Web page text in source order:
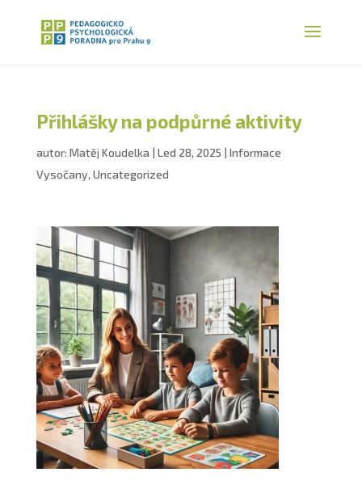
Přihlášky na podpůrné aktivity
autor: Matěj Koudelka | Led 28, 2025 | Informace
Vysočany, Uncategorized